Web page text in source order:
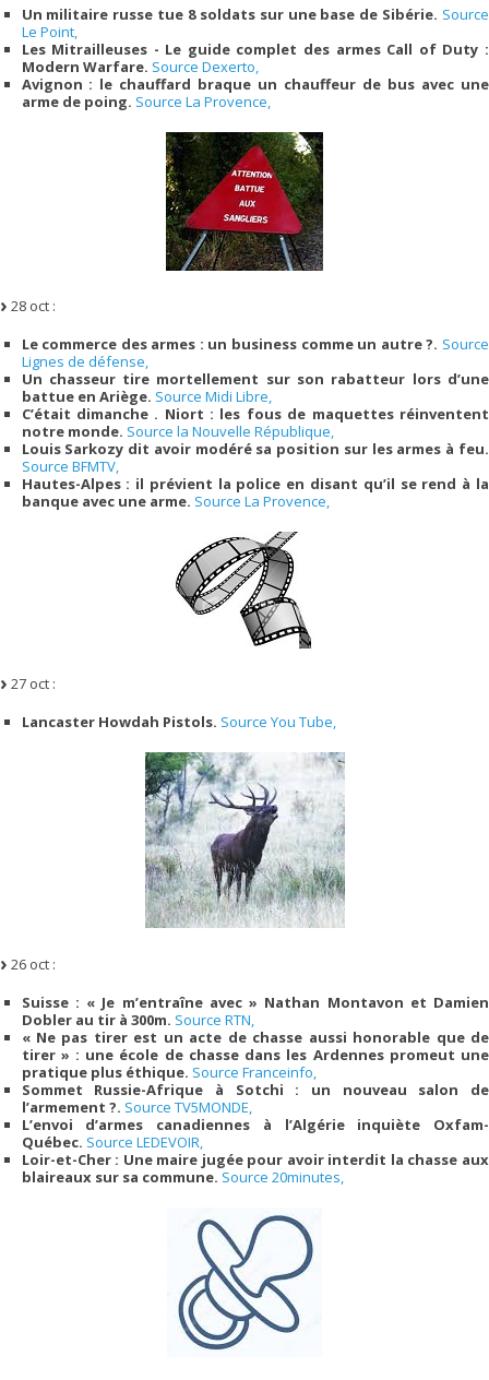
Un militaire russe tue 8 soldats sur une base de Sibérie. Source
Le Point,
Les Mitrailleuses - Le guide complet des armes Call of Duty :
Modern Warfare. Source Dexerto,
Avignon : le chauffard braque un chauffeur de bus avec une
arme de poing. Source La Provence,
28 oct :
Le commerce des armes : un business comme un autre ?. Source
Lignes de défense,
Un chasseur tire mortellement sur son rabatteur lors d’une
battue en Ariège. Source Midi Libre,
C’était dimanche . Niort : les fous de maquettes réinventent
notre monde. Source la Nouvelle République,
Louis Sarkozy dit avoir modéré sa position sur les armes à feu.
Source BFMTV,
Hautes-Alpes : il prévient la police en disant qu’il se rend à la
banque avec une arme. Source La Provence,
27 oct :
Lancaster Howdah Pistols. Source You Tube,
26 oct :
Suisse : « Je m’entraîne avec » Nathan Montavon et Damien
Dobler au tir à 300m. Source RTN,
« Ne pas tirer est un acte de chasse aussi honorable que de
tirer » : une école de chasse dans les Ardennes promeut une
pratique plus éthique. Source Franceinfo,
Sommet Russie-Afrique à Sotchi : un nouveau salon de
l’armement ?. Source TV5MONDE,
L’envoi d’armes canadiennes à l’Algérie inquiète Oxfam-
Québec. Source LEDEVOIR,
Loir-et-Cher : Une maire jugée pour avoir interdit la chasse aux
blaireaux sur sa commune. Source 20minutes,